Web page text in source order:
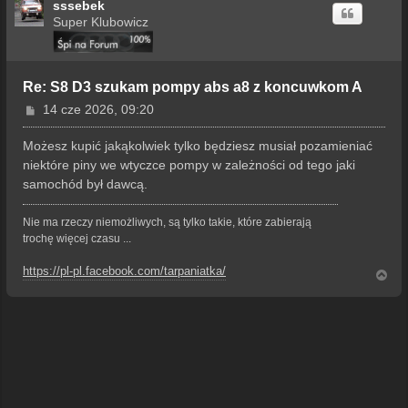
sssebek
Super Klubowicz
Re: S8 D3 szukam pompy abs a8 z koncuwkom A
P
o
s
t
14 cze 2026, 09:20
Możesz kupić jakąkolwiek tylko będziesz musiał pozamieniać
niektóre piny we wtyczce pompy w zależności od tego jaki
samochód był dawcą.
Nie ma rzeczy niemożliwych, są tylko takie, które zabierają
trochę więcej czasu ...
https://pl-pl.facebook.com/tarpaniatka/